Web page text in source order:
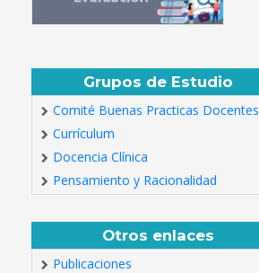
Grupos de Estudio
Comité Buenas Practicas Docentes
Currículum
Docencia Clínica
Pensamiento y Racionalidad
Otros enlaces
Publicaciones